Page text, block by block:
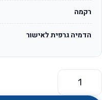
רקמה
הדמיה גרפית לאישור
כמות של רמקול בלוטוטס עם